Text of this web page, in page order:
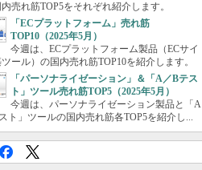
内売れ筋TOP5をそれぞれ紹介します。
「ECプラットフォーム」売れ筋
TOP10（2025年5月）
今週は、ECプラットフォーム製品（ECサイ
ツール）の国内売れ筋TOP10を紹介します。
「パーソナライゼーション」＆「A／Bテス
ト」ツール売れ筋TOP5（2025年5月）
今週は、パーソナライゼーション製品と「A
ト」ツールの国内売れ筋各TOP5を紹介し...